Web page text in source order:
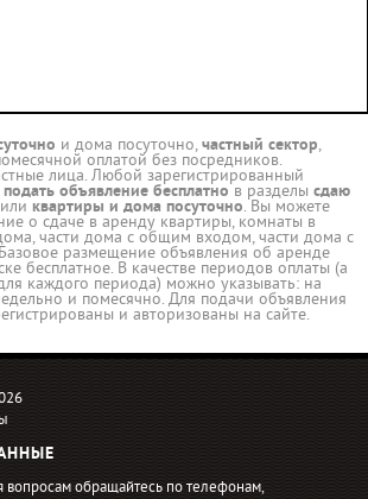
и дома посуточно,частный сектор,
оплатой без посредников.
лица. Любой зарегистрированный
подать объявление бесплатно в разделы сдаю
или квартиры и дома посуточно. Вы можете
о сдаче в аренду квартиры, комнаты в
части дома с общим входом, части дома с
размещение объявления об аренде
бесплатное. В качестве периодов оплаты (а
каждого периода) можно указывать: на
и помесячно. Для подачи объявления
и авторизованы на сайте.
обращайтесь по телефонам,